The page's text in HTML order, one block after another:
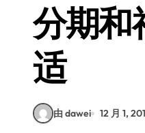
分期和
适
由 dawei 12 月 1,